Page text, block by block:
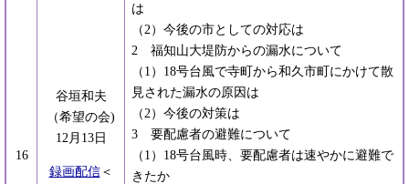
16
谷垣和夫
（希望の会)
12月13日
録画配信＜
は
（2）今後の市としての対応は
2 福知山大堤防からの漏水について
（1）18号台風で寺町から和久市町にかけて散
見された漏水の原因は
（2）今後の対策は
3 要配慮者の避難について
（1）18号台風時、要配慮者は速やかに避難で
きたか